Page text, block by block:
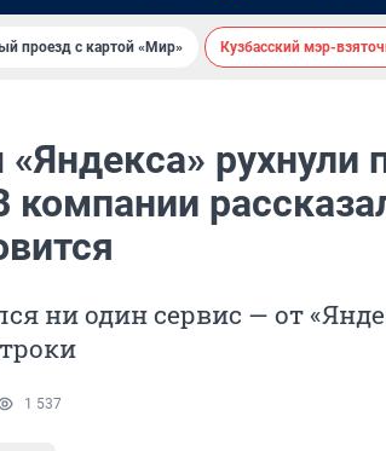
проезд с картой «Мир» Кузбасский мэр-
рухнули
компании
ни один сервис — от
1 537